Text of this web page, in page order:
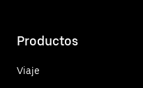
Productos
Viaje